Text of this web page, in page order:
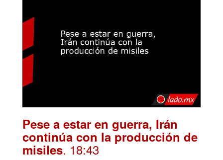
Pese a estar en guerra, Irán
continúa con la producción de
misiles. 18:43